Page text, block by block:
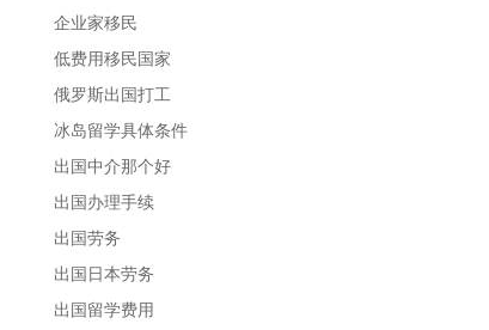
企业家移民
低费用移民国家
俄罗斯出国打工
冰岛留学具体条件
出国中介那个好
出国办理手续
出国劳务
出国日本劳务
出国留学费用